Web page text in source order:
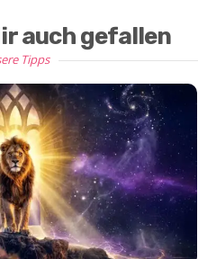
auch gefallen
Tipps